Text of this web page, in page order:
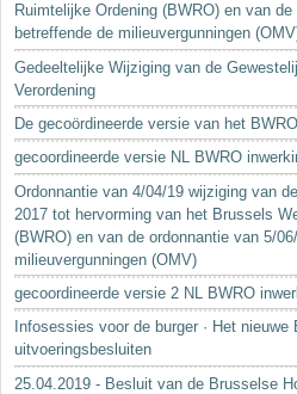
Ruimtelijke Ordening (BWRO) en van
betreffende de milieuvergunningen
Gedeeltelijke Wijziging van de
Verordening
De gecoördineerde versie van het
gecoordineerde versie NL BWRO
Ordonnantie van 4/04/19 wijziging van
2017 tot hervorming van het Brussels
(BWRO) en van de ordonnantie van 5/
milieuvergunningen (OMV)
gecoordineerde versie 2 NL BWRO
Infosessies voor de burger · Het nieuwe
uitvoeringsbesluiten
25.04.2019 - Besluit van de Brusselse